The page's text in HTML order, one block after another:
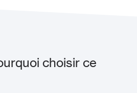
choisir ce